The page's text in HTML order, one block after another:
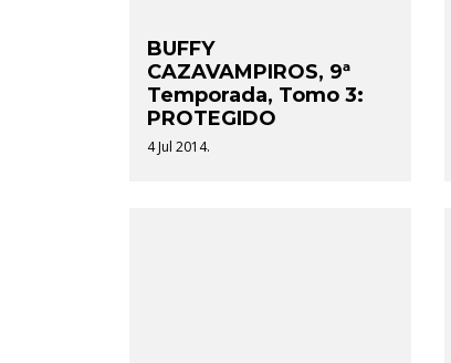
BUFFY
CAZAVAMPIROS, 9ª
Temporada, Tomo 3:
PROTEGIDO
4 Jul 2014.